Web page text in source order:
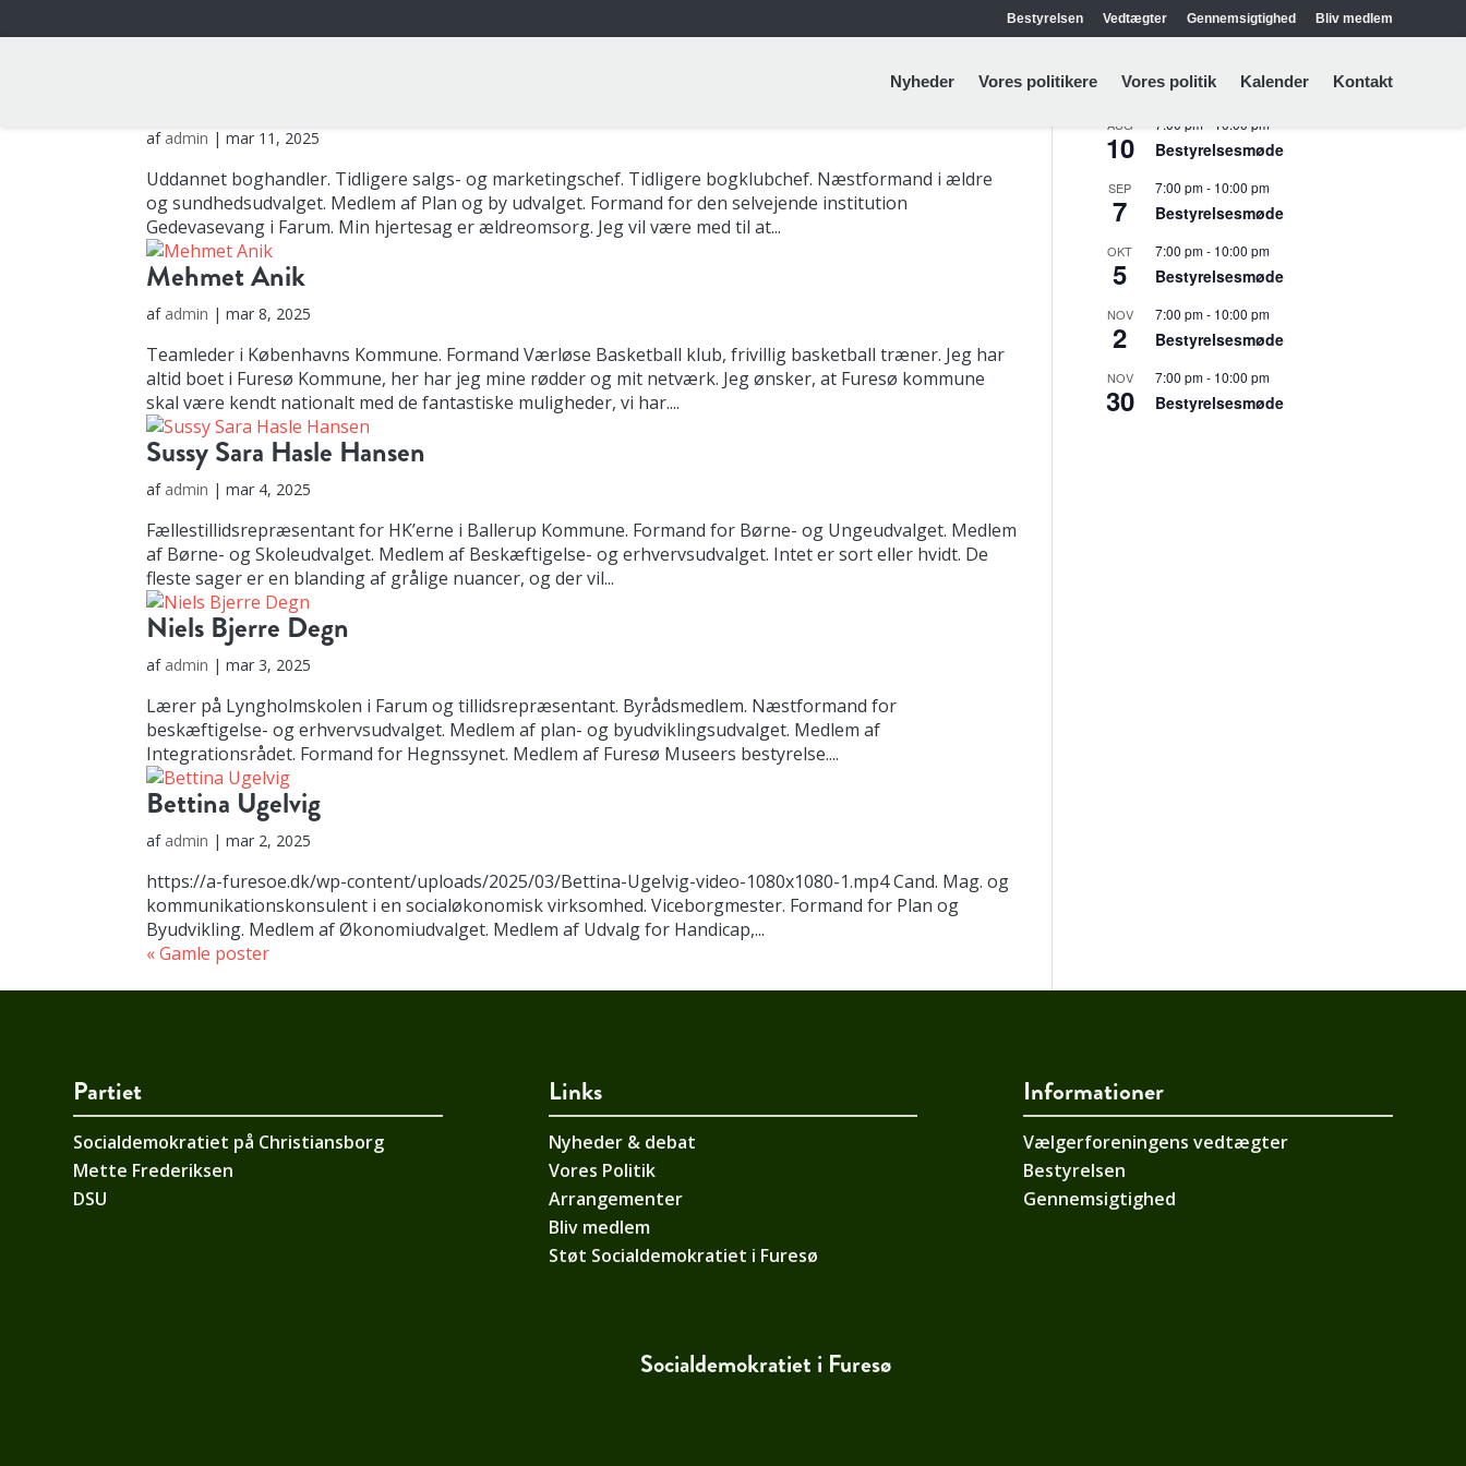
Bestyrelsen Vedtægter Gennemsigtighed Bliv medlem
Nyheder Vores politikere Vores politik Kalender Kontakt
af admin |mar 11, 2025
Uddannet boghandler. Tidligere salgs- og marketingschef. Tidligere bogklubchef. Næstformand i ældre
og sundhedsudvalget. Medlem af Plan og by udvalget. Formand for den selvejende institution
Gedevasevang i Farum. Min hjertesag er ældreomsorg. Jeg vil være med til at...
Mehmet Anik
af admin |mar 8, 2025
Teamleder i Københavns Kommune. Formand Værløse Basketball klub, frivillig basketball træner. Jeg har
altid boet i Furesø Kommune, her har jeg mine rødder og mit netværk. Jeg ønsker, at Furesø kommune
skal være kendt nationalt med de fantastiske muligheder, vi har....
Sussy Sara Hasle Hansen
af admin |mar 4, 2025
Fællestillidsrepræsentant for HK’erne i Ballerup Kommune. Formand for Børne- og Ungeudvalget. Medlem
af Børne- og Skoleudvalget. Medlem af Beskæftigelse- og erhvervsudvalget. Intet er sort eller hvidt. De
fleste sager er en blanding af grålige nuancer, og der vil...
Niels Bjerre Degn
af admin |mar 3, 2025
Lærer på Lyngholmskolen i Farum og tillidsrepræsentant. Byrådsmedlem. Næstformand for
beskæftigelse- og erhvervsudvalget. Medlem af plan- og byudviklingsudvalget. Medlem af
Integrationsrådet. Formand for Hegnssynet. Medlem af Furesø Museers bestyrelse....
Bettina Ugelvig
af admin |mar 2, 2025
https://a-furesoe.dk/wp-content/uploads/2025/03/Bettina-Ugelvig-video-1080x1080-1.mp4 Cand. Mag. og
kommunikationskonsulent i en socialøkonomisk virksomhed. Viceborgmester. Formand for Plan og
Byudvikling. Medlem af Økonomiudvalget. Medlem af Udvalg for Handicap,...
« Gamle poster
Kommende arrangementer
AUG
10
7:00 pm- 10:00 pm
Bestyrelsesmøde
SEP
7
7:00 pm- 10:00 pm
Bestyrelsesmøde
OKT
5
7:00 pm- 10:00 pm
Bestyrelsesmøde
NOV
2
7:00 pm- 10:00 pm
Bestyrelsesmøde
NOV
30
7:00 pm- 10:00 pm
Bestyrelsesmøde
Partiet
Socialdemokratiet på Christiansborg
Mette Frederiksen
DSU
Links
Nyheder & debat
Vores Politik
Arrangementer
Bliv medlem
Støt Socialdemokratiet i Furesø
Informationer
Vælgerforeningens vedtægter
Bestyrelsen
Gennemsigtighed
Socialdemokratiet i Furesø